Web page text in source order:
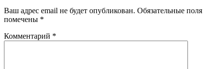
Ваш адрес email не будет опубликован. Обязательные поля
помечены *
Комментарий *